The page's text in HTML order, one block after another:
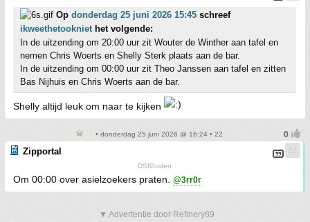
Op donderdag 25 juni 2026 15:45 schreef
ikweethetookniethet volgende:
In de uitzending om 20:00 uur zit Wouter de Winther aan tafel en
nemen Chris Woerts en Shelly Sterk plaats aan de bar.
In de uitzending om 00:00 uur zit Theo Janssen aan tafel en zitten
Bas Nijhuis en Chris Woerts aan de bar.
Shelly altijd leuk om naar te kijken
• donderdag 25 juni 2026 @ 16:24 • 22
Zipportal
DSIGoden
Om 00:00 over asielzoekers praten. @3rr0r
▼ Advertentie door Refinery89